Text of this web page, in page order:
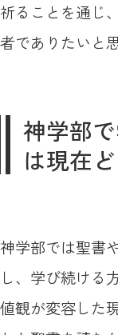
祈ることを通じ
者でありたいと
神学部
は現在
神学部では聖書
し、学び続ける
値観が変容した